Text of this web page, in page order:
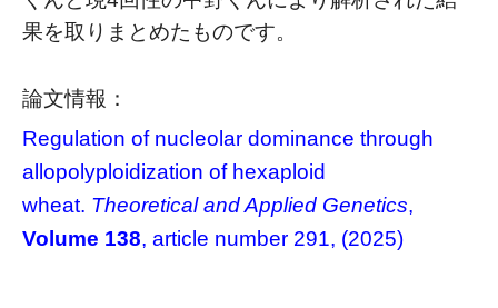
果を取りまとめたものです。
論文情報：
Regulation of nucleolar dominance through
allopolyploidization of hexaploid
wheat. Theoretical and Applied Genetics,
Volume 138, article number 291, (2025)